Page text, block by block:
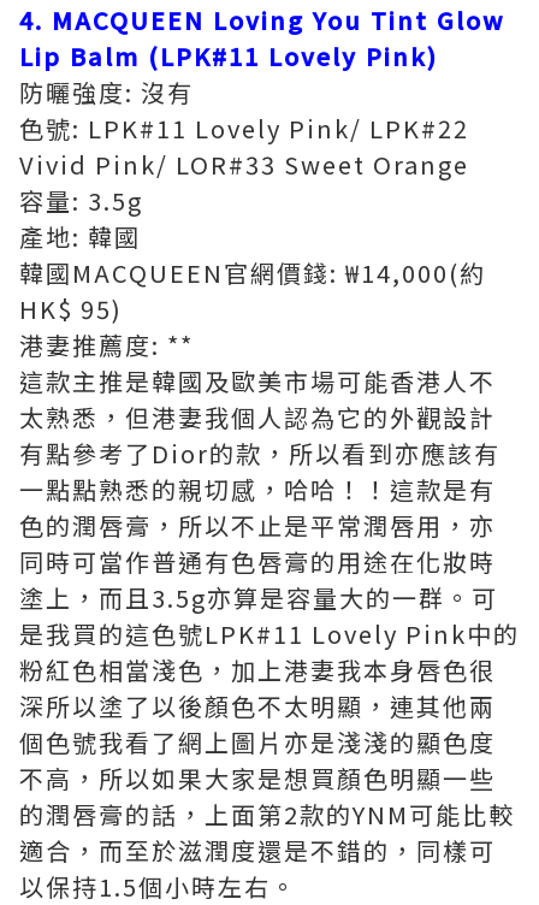
4. MACQUEEN Loving You Tint Glow
Lip Balm (LPK#11 Lovely Pink)
防曬強度: 沒有
色號: LPK#11 Lovely Pink/ LPK#22
Vivid Pink/ LOR#33 Sweet Orange
容量: 3.5g
產地: 韓國
韓國MACQUEEN官網價錢: ₩14,000(約
HK$ 95)
港妻推薦度: **
這款主推是韓國及歐美市場可能香港人不
太熟悉，但港妻我個人認為它的外觀設計
有點參考了Dior的款，所以看到亦應該有
一點點熟悉的親切感，哈哈！！這款是有
色的潤唇膏，所以不止是平常潤唇用，亦
同時可當作普通有色唇膏的用途在化妝時
塗上，而且3.5g亦算是容量大的一群。可
是我買的這色號LPK#11 Lovely Pink中的
粉紅色相當淺色，加上港妻我本身唇色很
深所以塗了以後顏色不太明顯，連其他兩
個色號我看了網上圖片亦是淺淺的顯色度
不高，所以如果大家是想買顏色明顯一些
的潤唇膏的話，上面第2款的YNM可能比較
適合，而至於滋潤度還是不錯的，同樣可
以保持1.5個小時左右。